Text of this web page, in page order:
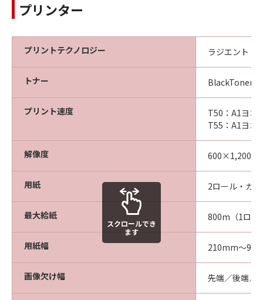
プリンター
プリントテクノロジー ラジエント・
トナー BlackToner
プリント速度
T50：A1ヨコ
T55：A1ヨコ
解像度 600×1,200dpi
用紙 2ロール・カ
最大給紙 800m（1ロー
用紙幅 210mm～
画像欠け幅 先端／後端／
スクロールでき
ます